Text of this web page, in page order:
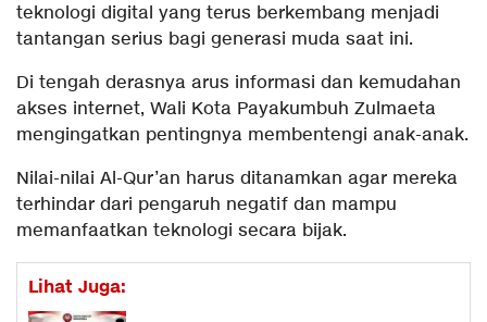
teknologi digital yang terus berkembang menjadi
tantangan serius bagi generasi muda saat ini.
Di tengah derasnya arus informasi dan kemudahan
akses internet, Wali Kota Payakumbuh Zulmaeta
mengingatkan pentingnya membentengi anak-anak.
Nilai-nilai Al-Qur’an harus ditanamkan agar mereka
terhindar dari pengaruh negatif dan mampu
memanfaatkan teknologi secara bijak.
Lihat Juga: